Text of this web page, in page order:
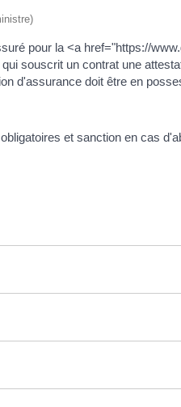
pour la <a href="https://
souscrit un contrat une
d'assurance doit être en